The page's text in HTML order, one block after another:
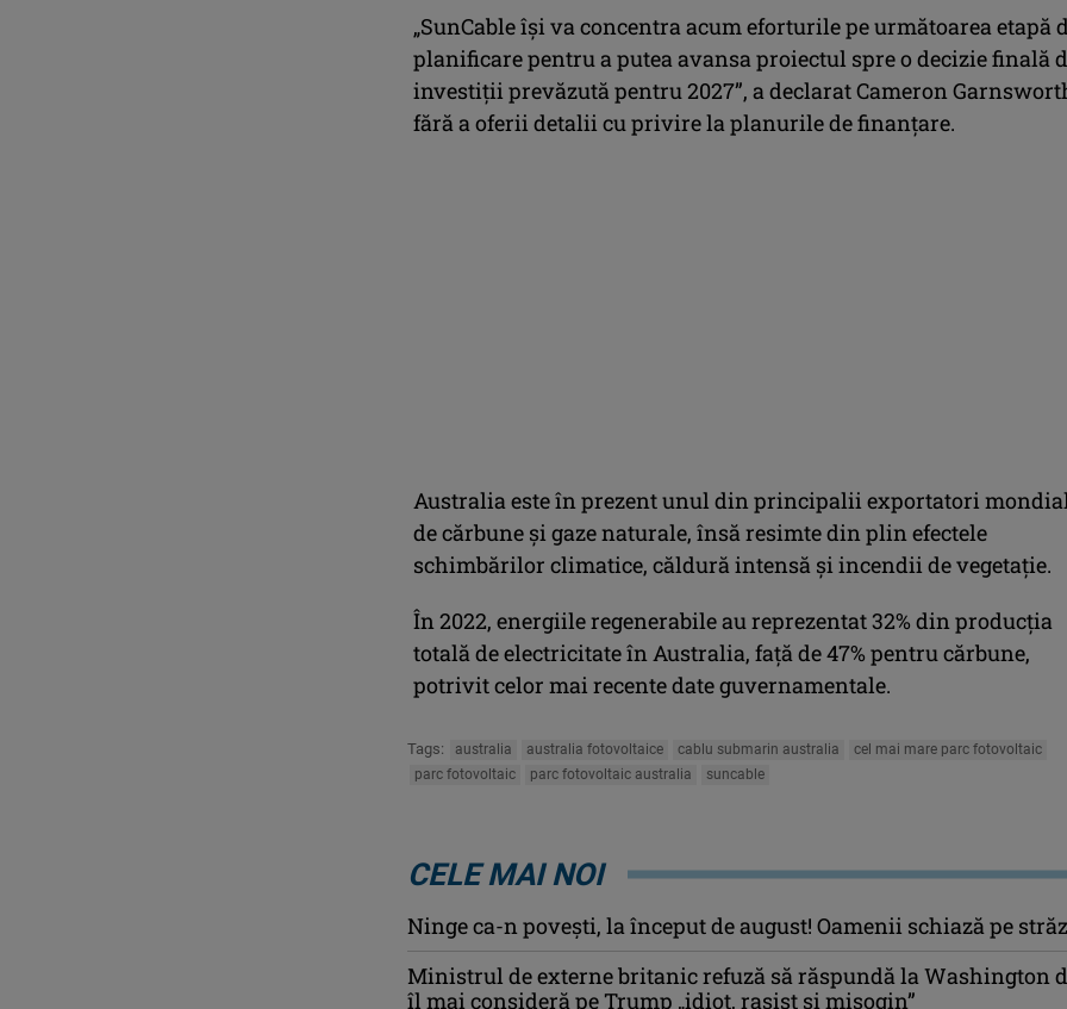
„SunCable îşi va concentra acum eforturile pe următoarea etapă
planificare pentru a putea avansa proiectul spre o decizie finală
investiţii prevăzută pentru 2027”, a declarat Cameron
fără a oferii detalii cu privire la planurile de finanţare.
Australia este în prezent unul din principalii exportatori
de cărbune şi gaze naturale, însă resimte din plin efectele
schimbărilor climatice, căldură intensă şi incendii de vegetaţie.
În 2022, energiile regenerabile au reprezentat 32% din producţia
totală de electricitate în Australia, faţă de 47% pentru cărbune,
potrivit celor mai recente date guvernamentale.
Tags: australia australia fotovoltaice cablu submarin australia
cel mai mare parc fotovoltaic
parc fotovoltaic
parc fotovoltaic australia suncable
CELE MAI NOI
Ninge ca-n povești, la început de august! Oamenii schiază pe
Ministrul de externe britanic refuză să răspundă la Washington
îl mai consideră pe Trump „idiot, rasist şi misogin”